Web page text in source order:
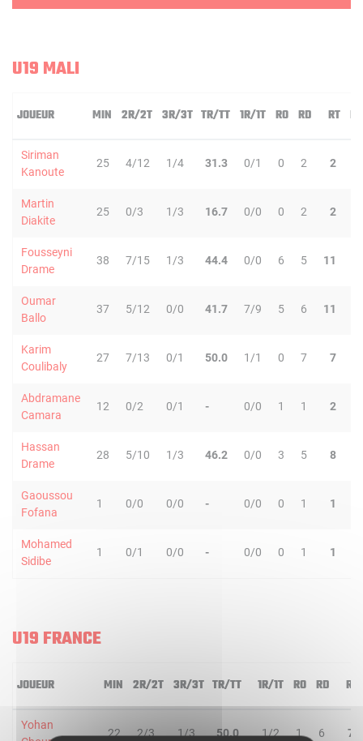
U19 MALI
JOUEUR MIN 2R/2T 3R/3T TR/TT 1R/1T RO RD RT PD
Siriman
Kanoute
25 4/12 1/4 31.3 0/1 0 2 2
Martin
Diakite
25 0/3 1/3 16.7 0/0 0 2 2
Fousseyni
Drame
38 7/15 1/3 44.4 0/0 6 5 11
Oumar
Ballo
37 5/12 0/0 41.7 7/9 5 6 11
Karim
Coulibaly
27 7/13 0/1 50.0 1/1 0 7 7
Abdramane
Camara
12 0/2 0/1 - 0/0 1 1 2
Hassan
Drame
28 5/10 1/3 46.2 0/0 3 5 8
Gaoussou
Fofana
1 0/0 0/0 - 0/0 0 1 1
Mohamed
Sidibe
1 0/1 0/0 - 0/0 0 1 1
U19 FRANCE
JOUEUR MIN 2R/2T 3R/3T TR/TT 1R/1T RO RD RT
Yohan
22 2/3 1/3 50.0 1/2 1 6 7